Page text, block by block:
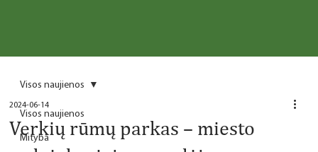
Visos naujienos
Mityba
Visos naujienos
Verkių rūmų parkas – miesto
2024-06-14